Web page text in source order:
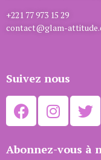
+221 77 973 15 29
contact@glam-
Suivez nous
Abonnez-vous à